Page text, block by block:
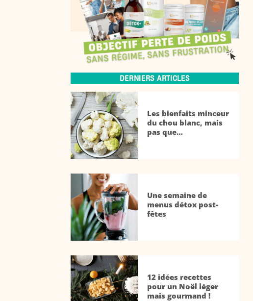
DERNIERS ARTICLES
Les bienfaits minceur
du chou blanc, mais
pas que…
Une semaine de
menus détox post-
fêtes
12 idées recettes
pour un Noël léger
mais gourmand !